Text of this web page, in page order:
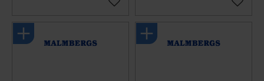
Gem som favorit Gem